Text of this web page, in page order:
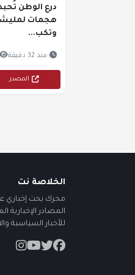
درع الوطن
هجمات
وتكب...
منذ 32 دقيقة
المصدر
الخلاصة نت
محرك بحث إخباري
المصادر الإخبارية
للأخبار السياسية